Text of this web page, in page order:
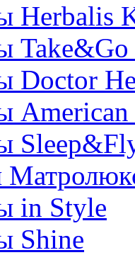
Herbalis
Take&Go
Doctor
American
in Style
Shine